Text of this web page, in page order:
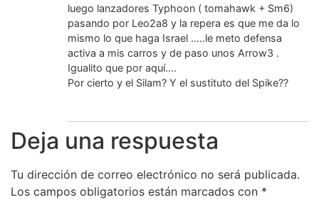
luego lanzadores Typhoon ( tomahawk + Sm6)
pasando por Leo2a8 y la repera es que me da lo
mismo lo que haga Israel …..le meto defensa
activa a mis carros y de paso unos Arrow3 .
Igualito que por aquí….
Por cierto y el Silam? Y el sustituto del Spike??
Deja una respuesta
Tu dirección de correo electrónico no será publicada.
Los campos obligatorios están marcados con *